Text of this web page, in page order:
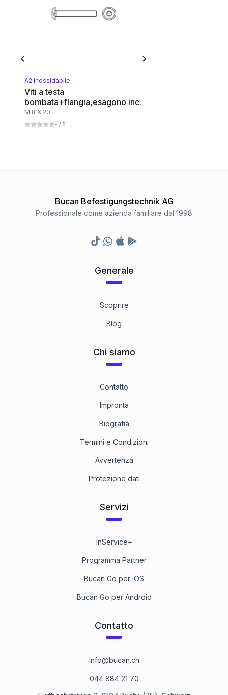
A2 inossidabile
Viti a testa
bombata+flangia,esagono inc.
M 8 X 20
- / 5
Bucan Befestigungstechnik AG
Professionale come azienda familiare dal 1998
TikTokWhatsapp
Appstore
Google Play Store
Generale
Scoprire
Blog
Chi siamo
Contatto
Impronta
Biografia
Termini e Condizioni
Avvertenza
Protezione dati
Servizi
InService+
Programma Partner
Bucan Go per iOS
Bucan Go per Android
Contatto
info@bucan.ch
044 884 21 70